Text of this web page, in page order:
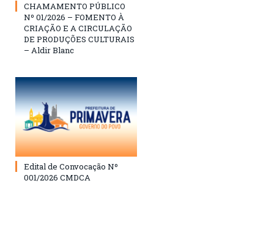
CHAMAMENTO PÚBLICO
Nº 01/2026 – FOMENTO À
CRIAÇÃO E A CIRCULAÇÃO
DE PRODUÇÕES CULTURAIS
– Aldir Blanc
Edital de Convocação Nº
001/2026 CMDCA